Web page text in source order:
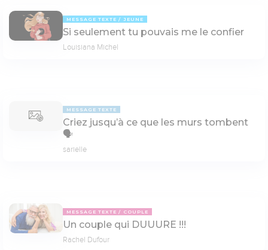
MESSAGE TEXTE JEUNE
Si seulement tu pouvais me le confier
Louisiana Michel
MESSAGE TEXTE
Criez jusqu’à ce que les murs tombent
🗣
sarielle
MESSAGE TEXTE COUPLE
Un couple qui DUUURE !!!
Rachel Dufour